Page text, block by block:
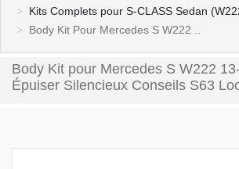
Kits Complets pour S-CLASS Sedan
Body Kit Pour Mercedes S W222 ..
Body Kit pour Mercedes S W222
Épuiser Silencieux Conseils S63